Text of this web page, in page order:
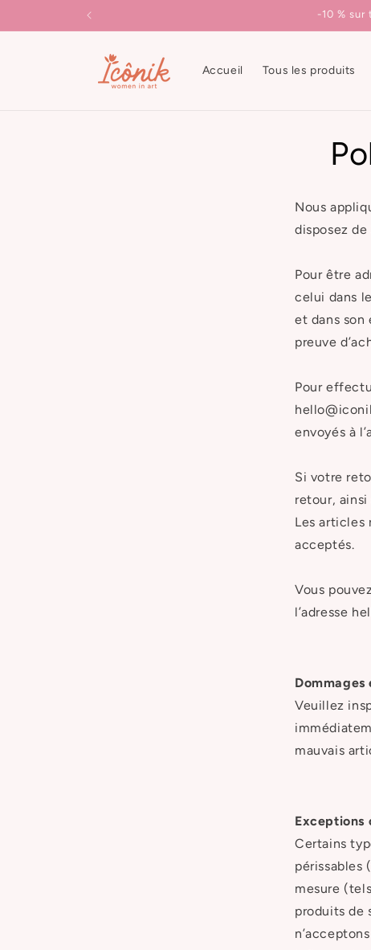
au
-10 %
Accueil Tous les produits
Nous
disposez
Pour être
celui dans
et dans son
preuve
Pour
envoyés à
Si votre
retour,
Les articles
acceptés.
Vous
l’adresse
Veuillez
mauvais
Exceptions
Certains
périssables
mesure
produits de